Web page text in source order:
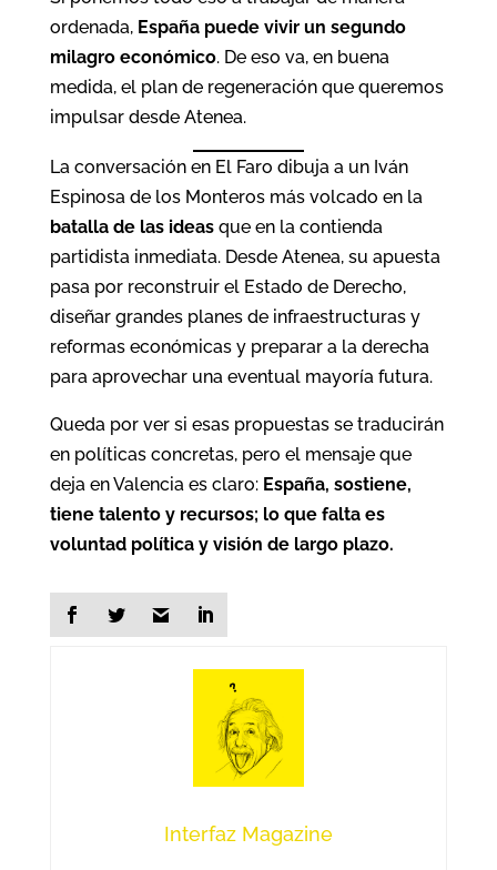
ordenada, España puede vivir un segundo
milagro económico. De eso va, en buena
medida, el plan de regeneración que queremos
impulsar desde Atenea.
La conversación en El Faro dibuja a un Iván
Espinosa de los Monteros más volcado en la
batalla de las ideasque en la contienda
partidista inmediata. Desde Atenea, su apuesta
pasa por reconstruir el Estado de Derecho,
diseñar grandes planes de infraestructuras y
reformas económicas y preparar a la derecha
para aprovechar una eventual mayoría futura.
Queda por ver si esas propuestas se traducirán
en políticas concretas, pero el mensaje que
deja en Valencia es claro: España, sostiene,
tiene talento y recursos; lo que falta es
voluntad política y visión de largo plazo.
Interfaz Magazine